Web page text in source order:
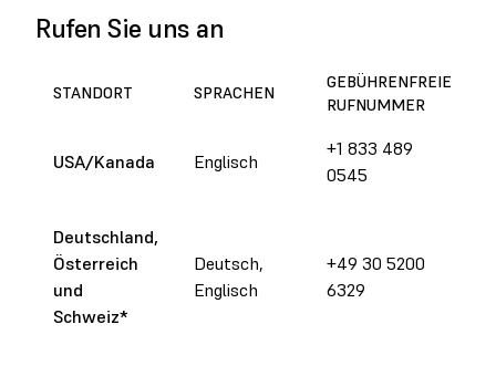
Rufen Sie uns an
STANDORT SPRACHEN
GEBÜHRENFREIE
RUFNUMMER
USA/Kanada Englisch
+1 833 489
0545
Deutschland,
Österreich
und
Schweiz*
Deutsch,
Englisch
+49 30 5200
6329